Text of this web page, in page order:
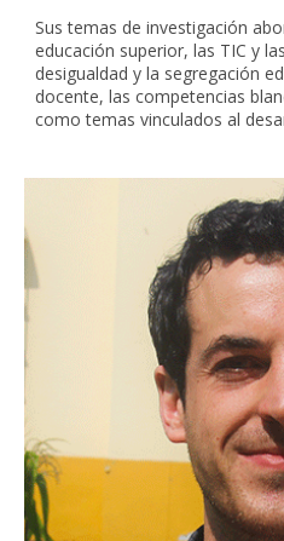
Sus temas de investigación
educación superior, las TIC y
desigualdad y la segregación
docente, las competencias
como temas vinculados al